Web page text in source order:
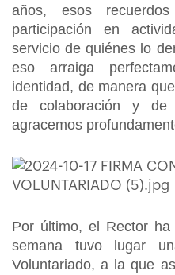
años, esos
participación en
servicio de quiénes lo
eso arraiga
identidad, de manera
de colaboración y
agracemos
Por último, el Rector ha
semana tuvo lugar
Voluntariado, a la que